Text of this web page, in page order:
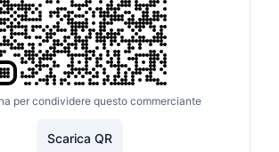
per condividere questo commerciante
Scarica QR